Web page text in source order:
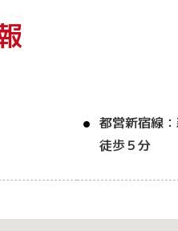
都営新宿線
徒歩５分